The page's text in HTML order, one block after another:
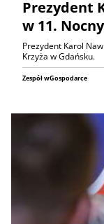
Prezydent
w 11.
Prezydent Karol
Krzyża w Gdańsku.
Zespół wGospodarce